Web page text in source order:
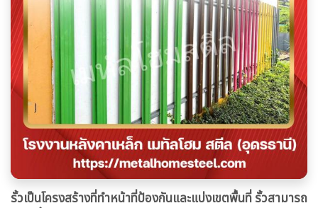
รั้วเป็นโครงสร้างที่ทำหน้าที่ป้องกันและแบ่งเขตพื้นที่ รั้วสามารถ